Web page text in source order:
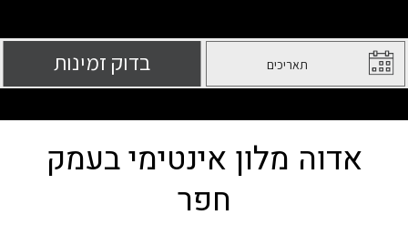
אדוה מלון אינטימי בעמק
חפר